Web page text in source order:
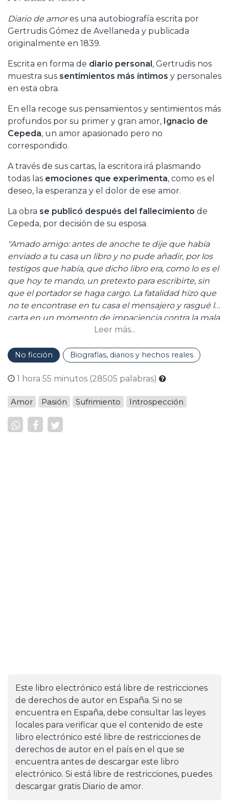
Diario de amores una autobiografía escrita por
Gertrudis Gómez de Avellaneda y publicada
originalmente en 1839.
Escrita en forma de diario personal, Gertrudis nos
muestra sus sentimientos más íntimos y personales
en esta obra.
En ella recoge sus pensamientos y sentimientos más
profundos por su primer y gran amor, Ignacio de
Cepeda, un amor apasionado pero no
correspondido.
A través de sus cartas, la escritora irá plasmando
todas las emociones que experimenta, como es el
deseo, la esperanza y el dolor de ese amor.
La obra se publicó después del fallecimiento de
Cepeda, por decisión de su esposa.
"Amado amigo: antes de anoche te dije que había
enviado a tu casa un libro y no pude añadir, por los
testigos que había, que dicho libro era, como lo es el
que hoy te mando, un pretexto para escribirte, sin
que el portador se haga cargo. La fatalidad hizo que
no te encontrase en tu casa el mensajero y rasgué la
carta en un momento de impaciencia contra la mala
suerte, que la hizo volver por dos veces a mis manos,
Leer más...
No ficción Biografías, diarios y hechos reales
1 hora 55 minutos (28505 palabras)
Amor Pasión Sufrimiento Introspección
Este libro electrónico está libre de restricciones
de derechos de autor en España. Si no se
encuentra en España, debe consultar las leyes
locales para verificar que el contenido de este
libro electrónico esté libre de restricciones de
derechos de autor en el país en el que se
encuentra antes de descargar este libro
electrónico. Si está libre de restricciones, puedes
descargar gratis Diario de amor.